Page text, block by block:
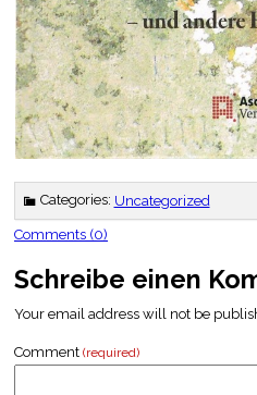
Categories: Uncategorized
Comments (0)
Schreibe einen
Your email address will not be
Comment (required)